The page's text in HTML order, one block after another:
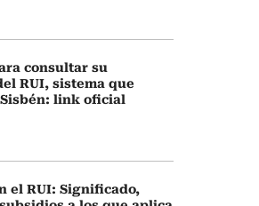
consultar su
RUI, sistema que
link oficial
el RUI: Significado,